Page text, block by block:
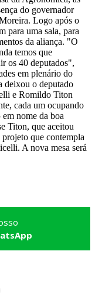
do governador
Logo após o
para uma sala, para
da aliança. "O
temos que
os 40 deputados",
em plenário do
deixou o deputado
e Romildo Titon
cada um ocupando
nome da boa
Titon, que aceitou
que contempla
A nova mesa será